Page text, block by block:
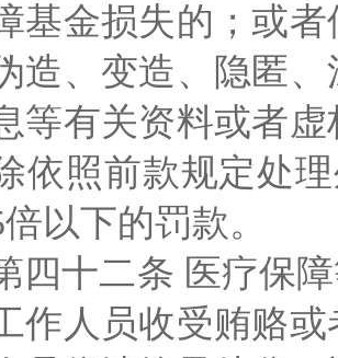
基金损失的；或
造、变造、隐匿
等有关资料或者
依照前款规定处
以下的罚款。
十二条 医疗保障
作人员收受贿赂